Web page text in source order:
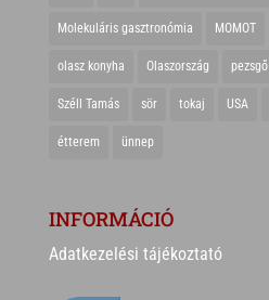
Molekuláris gasztronómia MOMOT
olasz konyha Olaszország pezsgő
Széll Tamás sör tokaj USA
étterem ünnep
INFORMÁCIÓ
Adatkezelési tájékoztató